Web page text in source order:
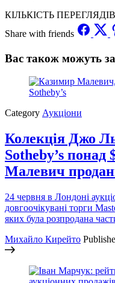
КІЛЬКІСТЬ
Share with friends
Вас також можуть
Category Аукціони
Колекція Джо
Sotheby’s понад
Малевич
24 червня в Лондоні
довгоочікувані торги
яких була розпродана
Михайло Кирейто